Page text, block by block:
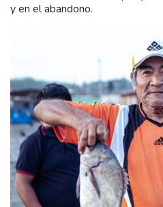
y en el abandono.